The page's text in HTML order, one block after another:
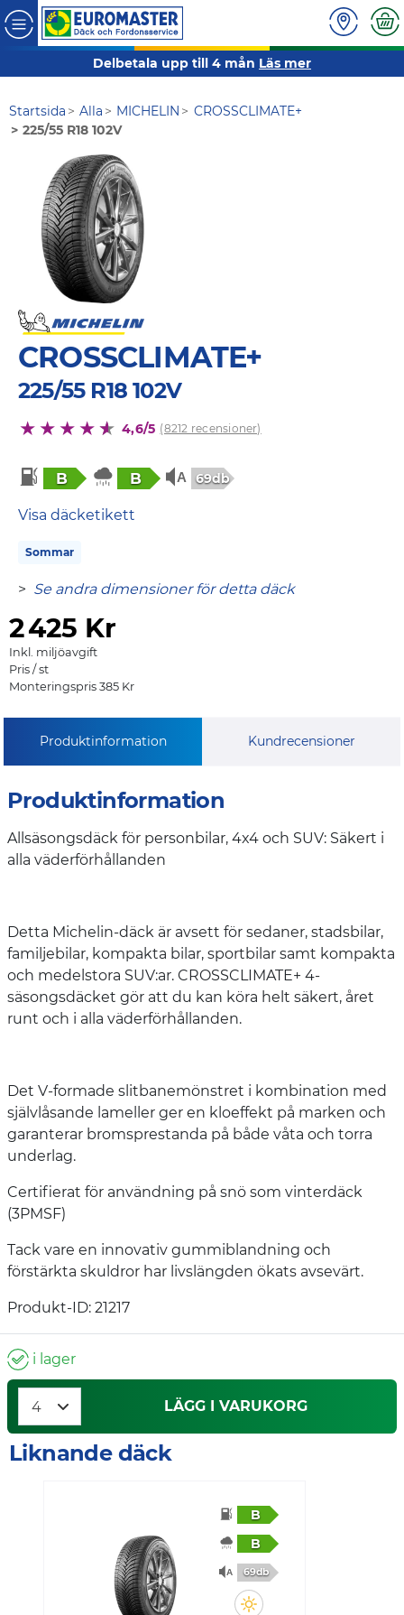
Delbetala upp till 4 mån Läs mer
Startsida Alla MICHELIN
CROSSCLIMATE+
225/55 R18 102V
CROSSCLIMATE+
225/55 R18 102V
4,6/5 (8212 recensioner)
B B 69db
Visa däcketikett
Sommar
> Se andra dimensioner för detta däck
2425 Kr
Inkl. miljöavgift
Pris / st
Monteringspris 385 Kr
Produktinformation Kundrecensioner
Produktinformation
Allsäsongsdäck för personbilar, 4x4 och SUV: Säkert i
alla väderförhållanden
Detta Michelin-däck är avsett för sedaner, stadsbilar,
familjebilar, kompakta bilar, sportbilar samt kompakta
och medelstora SUV:ar. CROSSCLIMATE+ 4-
säsongsdäcket gör att du kan köra helt säkert, året
runt och i alla väderförhållanden.
Det V-formade slitbanemönstret i kombination med
självlåsande lameller ger en kloeffekt på marken och
garanterar bromsprestanda på både våta och torra
underlag.
Certifierat för användning på snö som vinterdäck
(3PMSF)
Tack vare en innovativ gummiblandning och
förstärkta skuldror har livslängden ökats avsevärt.
Produkt-ID: 21217
i lager
LÄGG I VARUKORG
Liknande däck
B
B
69db